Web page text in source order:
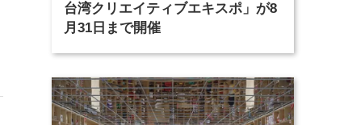
台湾クリエイティブエキスポ」が8
月31日まで開催